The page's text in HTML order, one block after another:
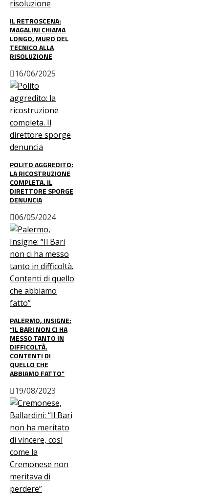
IL RETROSCENA:
MAGALINI CHIAMA
LONGO, MURO DEL
TECNICO ALLA
RISOLUZIONE
16/06/2025
POLITO AGGREDITO:
LA RICOSTRUZIONE
COMPLETA. IL
DIRETTORE SPORGE
DENUNCIA
06/05/2024
PALERMO, INSIGNE:
“IL BARI NON CI HA
MESSO TANTO IN
DIFFICOLTÀ.
CONTENTI DI
QUELLO CHE
ABBIAMO FATTO”
19/08/2023